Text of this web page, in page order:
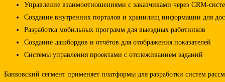
Управление взаимоотношениями с заказчиками через CRM-
Создание внутренних порталов и хранилищ информации для
Разработка мобильных программ для выездных работников
Создание дашбордов и отчётов для отображения показателей
Системы управления проектами с отслеживанием заданий
Банковский сегмент применяет платформы для разработки систем